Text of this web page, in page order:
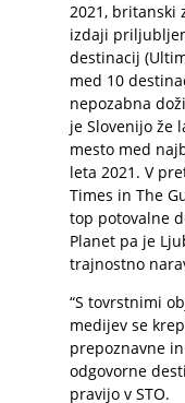
2021, britanski
izdaji
destinacij
med 10
nepozabna
je Slovenijo že
mesto med
leta 2021. V
Times in The
top potovalne
Planet pa je
trajnostno
“S tovrstnimi
medijev se
prepoznavne
odgovorne
pravijo v STO.